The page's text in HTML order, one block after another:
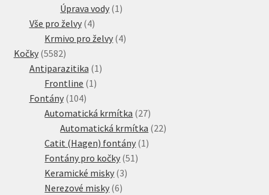
produkt
Úprava vody 1 1
Vše pro želvy 44
produkty
Krmivo pro želvy 44
Kočky 55825582
produktů
Antiparazitika 1 1
Frontline 1 1
Fontány 104104
produktů
Automatická krmítka 2727
produktů
Automatická krmítka 2222
Catit (Hagen) fontány 1 1
Fontány pro kočky 51 51
Keramické misky 33
Nerezové misky 66